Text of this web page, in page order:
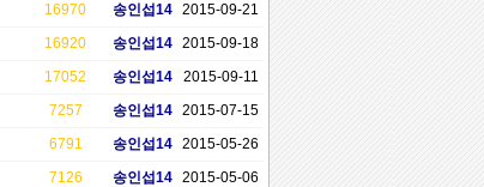
16970 송인섭14 2015-09-21
16920 송인섭14 2015-09-18
17052 송인섭14
2015-09-11
7257 송인섭14 2015-07-15
6791 송인섭14 2015-05-26
7126 송인섭14 2015-05-06